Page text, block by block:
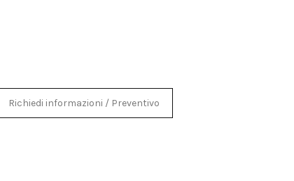
Richiedi informazioni / Preventivo